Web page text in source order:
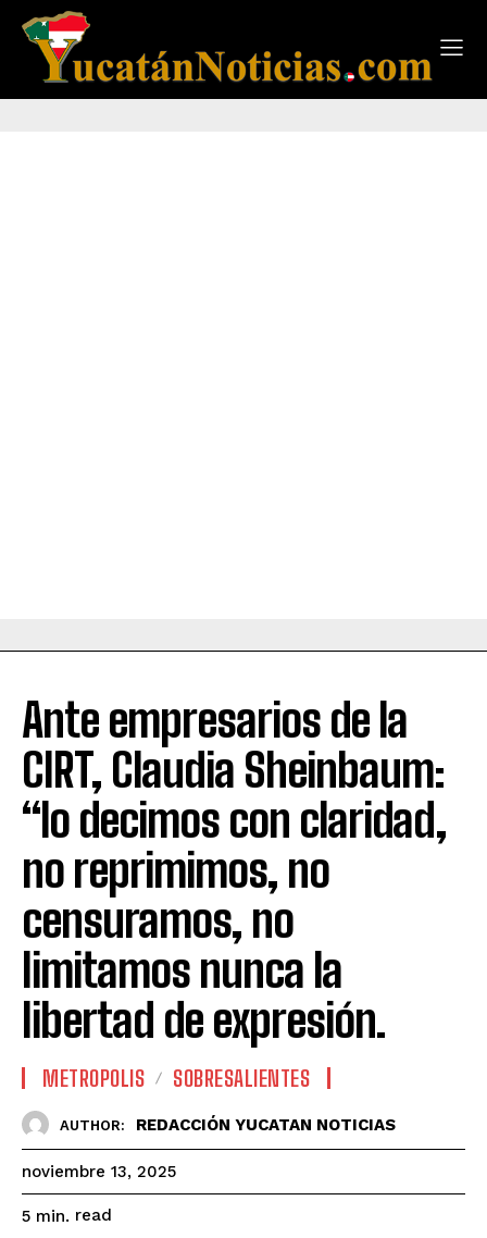
Ante empresarios de la
CIRT, Claudia Sheinbaum:
“lo decimos con claridad,
no reprimimos, no
censuramos, no
limitamos nunca la
libertad de expresión.
METROPOLIS SOBRESALIENTES
AUTHOR: REDACCIÓN YUCATAN NOTICIAS
noviembre 13, 2025
5 min. read